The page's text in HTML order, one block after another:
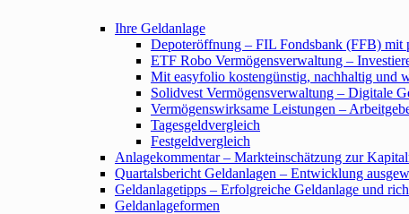
Ihre Geldanlage
Depoteröffnung – FIL Fondsbank (FFB) mit
ETF Robo Vermögensverwaltung –
Mit easyfolio kostengünstig, nachhaltig und
Solidvest Vermögensverwaltung – Digitale
Vermögenswirksame Leistungen –
Tagesgeldvergleich
Festgeldvergleich
Anlagekommentar – Markteinschätzung zur
Quartalsbericht Geldanlagen – Entwicklung
Geldanlagetipps – Erfolgreiche Geldanlage und
Geldanlageformen